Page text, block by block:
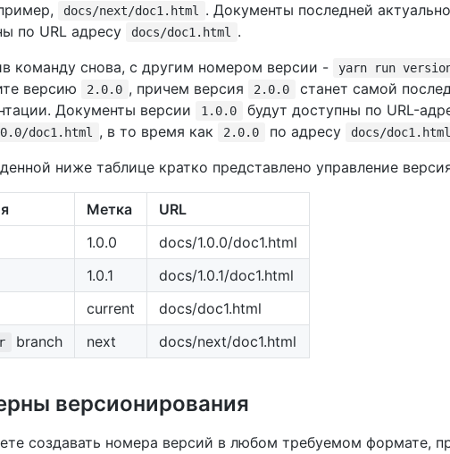
docs/next/doc1.html
. Документы последней
по URL адресу
docs/doc1.html
.
команду снова, с другим номером версии -
yarn run
версию
2.0.0 , причем версия 2.0.0
станет самой
Документы версии
1.0.0 будут доступны по URL-
doc1.html , в то время как 2.0.0 по адресу docs/doc1.html
ниже таблице кратко представлено управление
Метка
URL
1.0.0
docs/1.0.0/doc1.html
1.0.1
docs/1.0.1/doc1.html
current docs/doc1.html
branch next docs/next/doc1.html
версионирования
создавать номера версий в любом требуемом формате,